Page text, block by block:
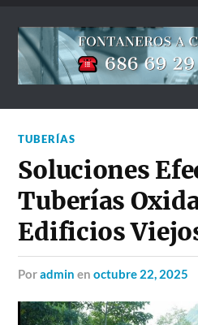
TUBERÍAS
Soluciones
Tuberías
Edificios
poradmin enoctubre 22, 2025